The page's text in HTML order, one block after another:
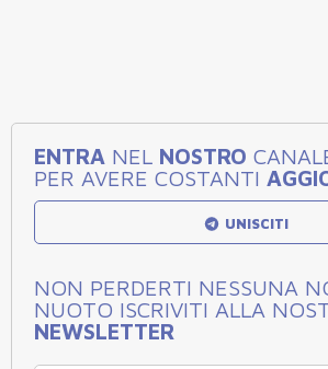
ENTRA NEL NOSTRO
PER AVERE COSTANTI
UNISCITI
NON PERDERTI NESSUNA
NUOTO ISCRIVITI ALLA
NEWSLETTER